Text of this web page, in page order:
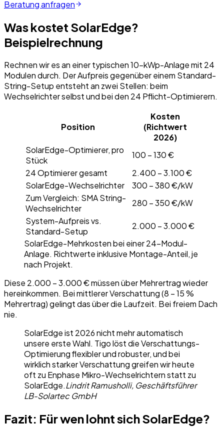
Beratung anfragen
Was kostet SolarEdge?
Beispielrechnung
Rechnen wir es an einer typischen 10-kWp-Anlage mit 24
Modulen durch. Der Aufpreis gegenüber einem Standard-
String-Setup entsteht an zwei Stellen: beim
Wechselrichter selbst und bei den 24 Pflicht-Optimierern.
Position
Kosten
(Richtwert
2026)
SolarEdge-Optimierer, pro
Stück
100 – 130 €
24 Optimierer gesamt
2.400 – 3.100 €
SolarEdge-Wechselrichter
300 – 380 €/kW
Zum Vergleich: SMA String-
Wechselrichter
280 – 350 €/kW
System-Aufpreis vs.
Standard-Setup
2.000 – 3.000 €
SolarEdge-Mehrkosten bei einer 24-Modul-
Anlage. Richtwerte inklusive Montage-Anteil, je
nach Projekt.
Diese 2.000 – 3.000 € müssen über Mehrertrag wieder
hereinkommen. Bei mittlerer Verschattung (8 – 15 %
Mehrertrag) gelingt das über die Laufzeit. Bei freiem Dach
nie.
SolarEdge ist 2026 nicht mehr automatisch
unsere erste Wahl. Tigo löst die Verschattungs-
Optimierung flexibler und robuster, und bei
wirklich starker Verschattung greifen wir heute
oft zu Enphase Mikro-Wechselrichtern statt zu
SolarEdge.Lindrit Ramusholli, Geschäftsführer
LB-Solartec GmbH
Fazit: Für wen lohnt sich SolarEdge?